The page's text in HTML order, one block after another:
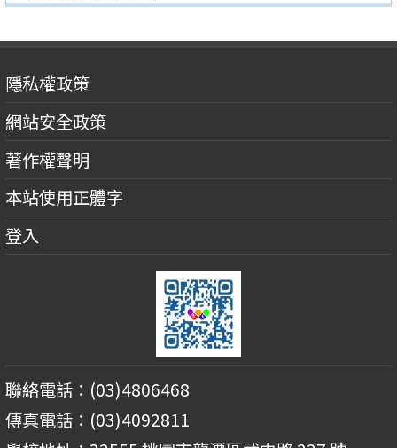
隱私權政策
網站安全政策
著作權聲明
本站使用正體字
登入
聯絡電話：(03)4806468
傳真電話：(03)4092811